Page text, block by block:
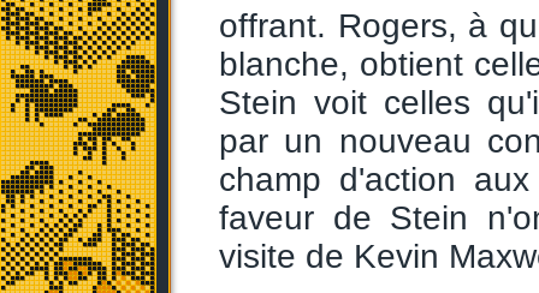
offrant. Rogers, à
blanche, obtient
Stein voit celles
par un nouveau
champ d'action
faveur de Stein
visite de Kevin